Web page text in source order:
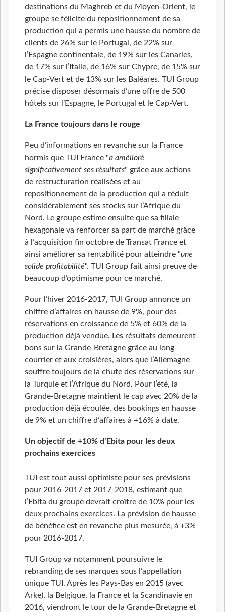
destinations du Maghreb et du Moyen-Orient, le
groupe se félicite du repositionnement de sa
production qui a permis une hausse du nombre de
clients de 26% sur le Portugal, de 22% sur
l’Espagne continentale, de 19% sur les Canaries,
de 17% sur l’Italie, de 16% sur Chypre, de 15% sur
le Cap-Vert et de 13% sur les Baléares. TUI Group
précise disposer désormais d’une offre de 500
hôtels sur l’Espagne, le Portugal et le Cap-Vert.
La France toujours dans le rouge
Peu d’informations en revanche sur la France
hormis que TUI France "a amélioré
significativement ses résultats" grâce aux actions
de restructuration réalisées et au
repositionnement de la production qui a réduit
considérablement ses stocks sur l’Afrique du
Nord. Le groupe estime ensuite que sa filiale
hexagonale va renforcer sa part de marché grâce
à l’acquisition fin octobre de Transat France et
ainsi améliorer sa rentabilité pour atteindre "une
solide profitabilité". TUI Group fait ainsi preuve de
beaucoup d’optimisme pour ce marché.
Pour l’hiver 2016-2017, TUI Group annonce un
chiffre d’affaires en hausse de 9%, pour des
réservations en croissance de 5% et 60% de la
production déjà vendue. Les résultats demeurent
bons sur la Grande-Bretagne grâce au long-
courrier et aux croisières, alors que l’Allemagne
souffre toujours de la chute des réservations sur
la Turquie et l’Afrique du Nord. Pour l’été, la
Grande-Bretagne maintient le cap avec 20% de la
production déjà écoulée, des bookings en hausse
de 9% et un chiffre d’affaires à +16% à date.
Un objectif de +10% d’Ebita pour les deux
prochains exercices
TUI est tout aussi optimiste pour ses prévisions
pour 2016-2017 et 2017-2018, estimant que
l’Ebita du groupe devrait croître de 10% pour les
deux prochains exercices. La prévision de hausse
de bénéfice est en revanche plus mesurée, à +3%
pour 2016-2017.
TUI Group va notamment poursuivre le
rebranding de ses marques sous l’appellation
unique TUI. Après les Pays-Bas en 2015 (avec
Arke), la Belgique, la France et la Scandinavie en
2016, viendront le tour de la Grande-Bretagne et